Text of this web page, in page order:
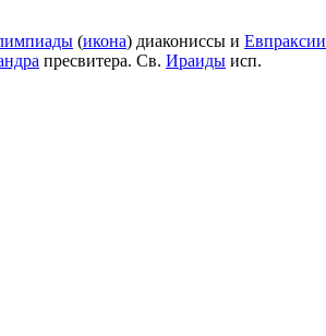
(икона) диакониссы и Евпраксии
пресвитера. Св. Ираиды исп.